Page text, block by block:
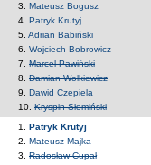
3. Mateusz Bogusz
4. Patryk Krutyj
5. Adrian Babiński
6. Wojciech Bobrowicz
7. Marcel Pawiński
8. Damian Wolkiewicz
9. Dawid Czepiela
10. Kryspin Słomiński
1. Patryk Krutyj
2. Mateusz Majka
3. Radosław Cupał